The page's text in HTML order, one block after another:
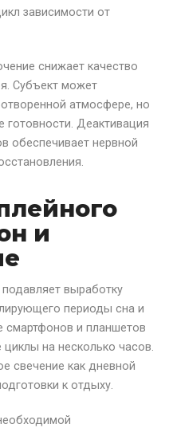
зависимости от
снижает качество
Субъект может
атмосфере, но
Деактивация
обеспечивает нервной
и
выработку
периоды сна и
смартфонов и планшетов
на несколько часов.
свечение как дневной
к отдыху.